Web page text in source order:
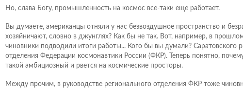
Но, слава Богу, промышленность на космос все-таки еще работает.
Вы думаете, американцы отняли у нас безвоздушное пространство и
хозяйничают, словно в джунглях? Как бы не так. Вот, например, в
чиновники подводили итоги работы... Кого бы вы думали? Саратовского
отделения Федерации космонавтики России (ФКР). Теперь понятно,
такой амбициозный и рвется на космические просторы.
Между прочим, в руководстве регионального отделения ФКР тоже